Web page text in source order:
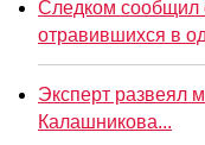
Следком сообщил
отравившихся в
Эксперт развеял
Калашникова...